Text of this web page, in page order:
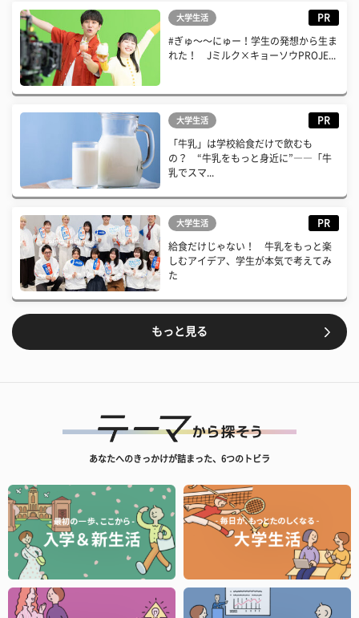
大学生活 PR
#ぎゅ〜〜にゅー！学生の発想から生ま
れた！ Jミルク×キョーソウPROJE...
大学生活 PR
「牛乳」は学校給食だけで飲むも
の？ “牛乳をもっと身近に”――「牛
乳でスマ...
大学生活 PR
給食だけじゃない！ 牛乳をもっと楽
しむアイデア、学生が本気で考えてみ
た
もっと見る
あなたへのきっかけが詰まった、6つのトビラ